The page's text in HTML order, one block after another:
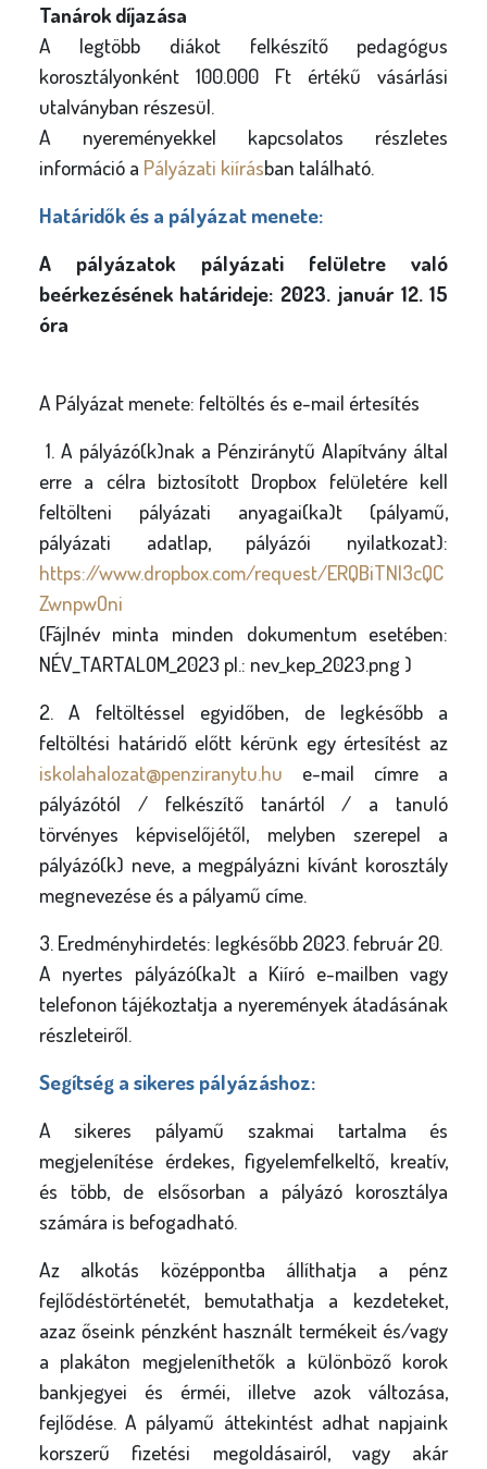
Tanárok díjazása
A legtöbb diákot felkészítő pedagógus
korosztályonként 100.000 Ft értékű vásárlási
utalványban részesül.
A nyereményekkel kapcsolatos részletes
információ a Pályázati kiírásban található.
Határidők és a pályázat menete:
A pályázatok pályázati felületre való
beérkezésének határideje: 2023. január 12. 15
óra
A Pályázat menete: feltöltés és e-mail értesítés
1. A pályázó(k)nak a Pénziránytű Alapítvány által
erre a célra biztosított Dropbox felületére kell
feltölteni pályázati anyagai(ka)t (pályamű,
pályázati adatlap, pályázói nyilatkozat):
https://www.dropbox.com/request/ERQBiTNI3cQC
ZwnpwOni
(Fájlnév minta minden dokumentum esetében:
NÉV_TARTALOM_2023 pl.: nev_kep_2023.png )
2. A feltöltéssel egyidőben, de legkésőbb a
feltöltési határidő előtt kérünk egy értesítést az
iskolahalozat@penziranytu.hu e-mail címre a
pályázótól / felkészítő tanártól / a tanuló
törvényes képviselőjétől, melyben szerepel a
pályázó(k) neve, a megpályázni kívánt korosztály
megnevezése és a pályamű címe.
3. Eredményhirdetés: legkésőbb 2023. február 20.
A nyertes pályázó(ka)t a Kiíró e-mailben vagy
telefonon tájékoztatja a nyeremények átadásának
részleteiről.
Segítség a sikeres pályázáshoz:
A sikeres pályamű szakmai tartalma és
megjelenítése érdekes, figyelemfelkeltő, kreatív,
és több, de elsősorban a pályázó korosztálya
számára is befogadható.
Az alkotás középpontba állíthatja a pénz
fejlődéstörténetét, bemutathatja a kezdeteket,
azaz őseink pénzként használt termékeit és/vagy
a plakáton megjeleníthetők a különböző korok
bankjegyei és érméi, illetve azok változása,
fejlődése. A pályamű áttekintést adhat napjaink
korszerű fizetési megoldásairól, vagy akár